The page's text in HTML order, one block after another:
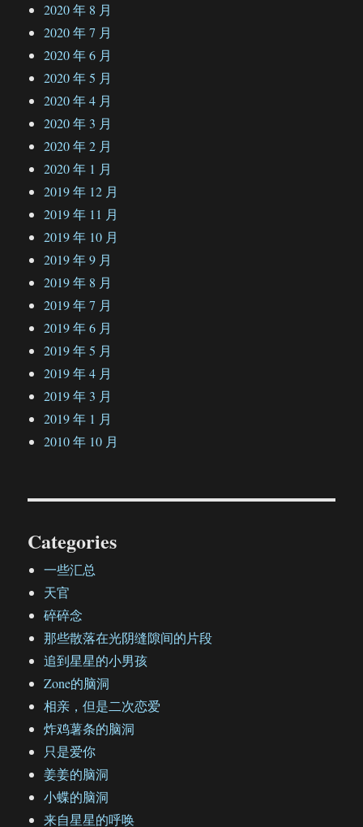
2020 年 8 月
2020 年 7 月
2020 年 6 月
2020 年 5 月
2020 年 4 月
2020 年 3 月
2020 年 2 月
2020 年 1 月
2019 年 12 月
2019 年 11 月
2019 年 10 月
2019 年 9 月
2019 年 8 月
2019 年 7 月
2019 年 6 月
2019 年 5 月
2019 年 4 月
2019 年 3 月
2019 年 1 月
2010 年 10 月
Categories
一些汇总
天官
碎碎念
那些散落在光阴缝隙间的片段
追到星星的小男孩
Zone的脑洞
相亲，但是二次恋爱
炸鸡薯条的脑洞
只是爱你
姜姜的脑洞
小蝶的脑洞
来自星星的呼唤